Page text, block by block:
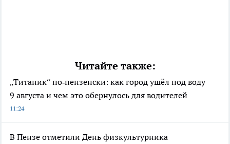
Читайте также:
„Титаник“ по‑пензенски: как город ушёл под воду
9 августа и чем это обернулось для водителей
11:24
В Пензе отметили День физкультурника